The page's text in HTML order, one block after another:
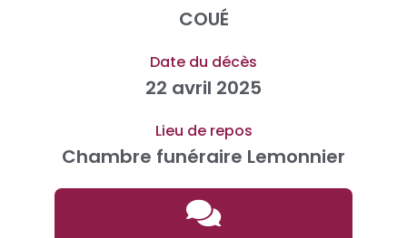
COUÉ
Date du décès
22 avril 2025
Lieu de repos
Chambre funéraire Lemonnier